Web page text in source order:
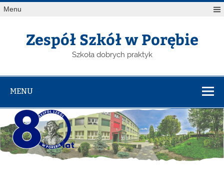
Menu
Zespół Szkół w Porębie
Szkoła dobrych praktyk
MENU